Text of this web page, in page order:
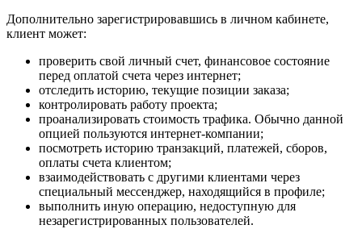
Дополнительно зарегистрировавшись в личном кабинете,
клиент может:
проверить свой личный счет, финансовое состояние
перед оплатой счета через интернет;
отследить историю, текущие позиции заказа;
контролировать работу проекта;
проанализировать стоимость трафика. Обычно данной
опцией пользуются интернет-компании;
посмотреть историю транзакций, платежей, сборов,
оплаты счета клиентом;
взаимодействовать с другими клиентами через
специальный мессенджер, находящийся в профиле;
выполнить иную операцию, недоступную для
незарегистрированных пользователей.